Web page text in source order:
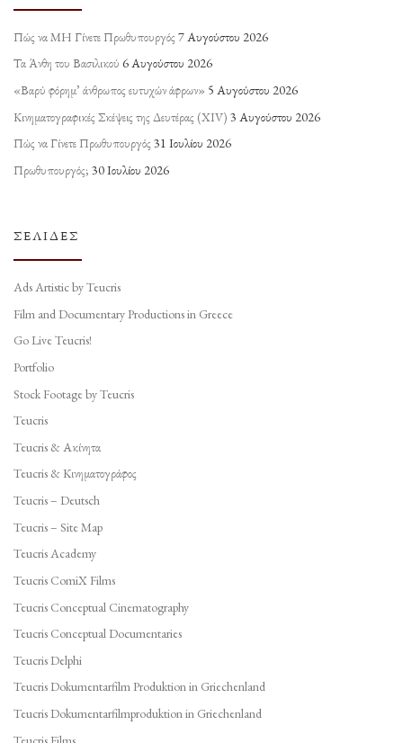
Πώς να ΜΗ Γίνετε Πρωθυπουργός 7 Αυγούστου 2026
Τα Άνθη του Βασιλικού 6 Αυγούστου 2026
«Βαρύ φόρημ’ άνθρωπος ευτυχών άφρων» 5 Αυγούστου 2026
Κινηματογραφικές Σκέψεις της Δευτέρας (ΧΙV) 3 Αυγούστου 2026
Πώς να Γίνετε Πρωθυπουργός 31 Ιουλίου 2026
Πρωθυπουργός; 30 Ιουλίου 2026
ΣΕΛΊΔΕΣ
Ads Artistic by Teucris
Film and Documentary Productions in Greece
Go Live Teucris!
Portfolio
Stock Footage by Teucris
Teucris
Teucris & Ακίνητα
Teucris & Κινηματογράφος
Teucris – Deutsch
Teucris – Site Map
Teucris Academy
Teucris ComiX Films
Teucris Conceptual Cinematography
Teucris Conceptual Documentaries
Teucris Delphi
Teucris Dokumentarfilm Produktion in Griechenland
Teucris Dokumentarfilmproduktion in Griechenland